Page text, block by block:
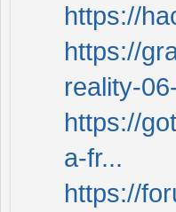
https://
https://
reality-
https://
a-fr...
https://